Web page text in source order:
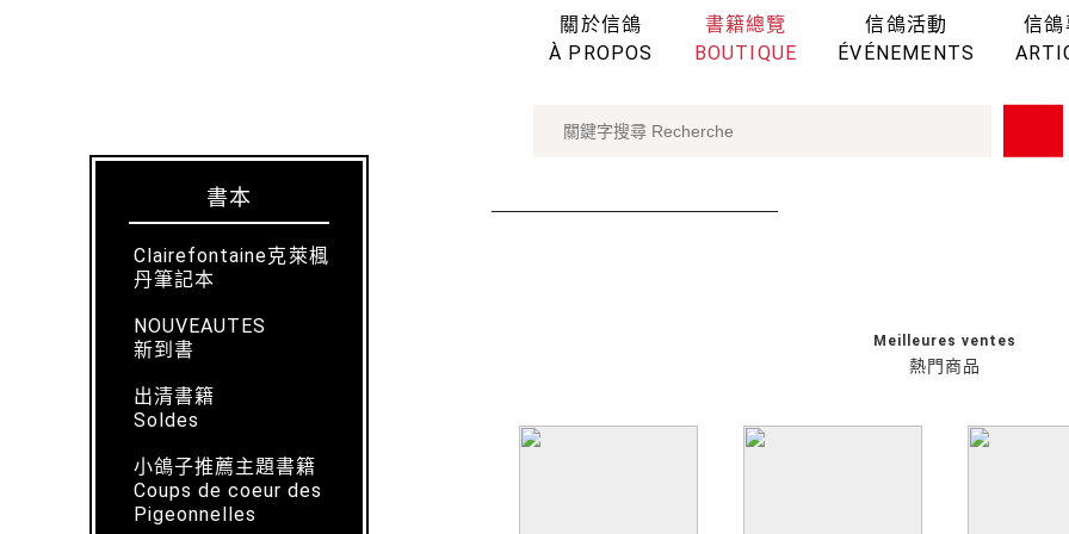
關於信鴿
À PROPOS
書籍總覽
BOUTIQUE
信鴿活動
ÉVÉNEMENTS
信鴿
書本
Clairefontaine克萊楓
丹筆記本
NOUVEAUTES
新到書
出清書籍
Soldes
小鴿子推薦主題書籍
Coups de coeur des
Pigeonnelles
熱門商品
Meilleures ventes